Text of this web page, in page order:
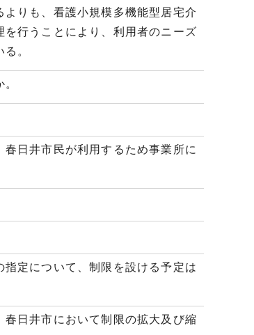
りも、看護小規模多機能型居宅介
行うことにより、利用者のニーズ
。
日井市民が利用するため事業所に
定について、制限を設ける予定は
日井市において制限の拡大及び縮